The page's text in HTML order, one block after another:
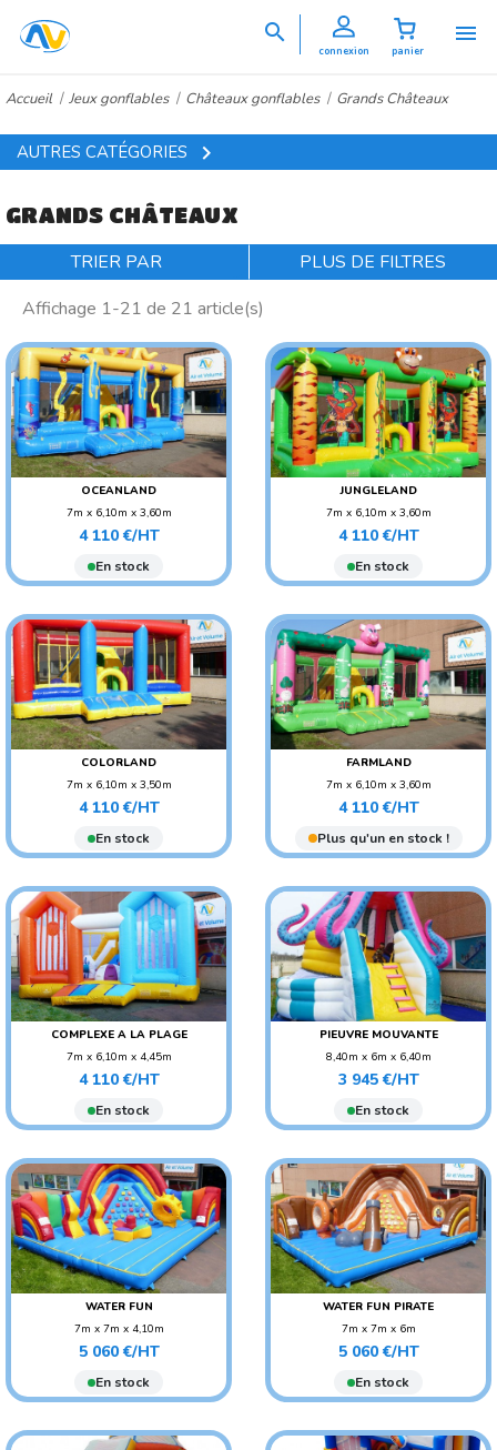

panier
connexion

Accueil Jeux gonflables Châteaux gonflables Grands Châteaux
AUTRES CATÉGORIES 
GRANDS CHÂTEAUX
TRIER PAR
PLUS DE FILTRES
Affichage 1-21 de 21 article(s)
OCEANLAND
7m x 6,10m x 3,60m
POIDS : 270 KG
AGE CONSEILLÉ :
ADO/ADULTE
Prix
4 110 €/HT
En stock
JUNGLELAND
7m x 6,10m x 3,60m
POIDS : 270 KG
AGE CONSEILLÉ :
ADO/ADULTE
Prix
4 110 €/HT
En stock
COLORLAND
7m x 6,10m x 3,50m
POIDS : 270 KG
AGE CONSEILLÉ :
ADO/ADULTE
Prix
4 110 €/HT
En stock
FARMLAND
7m x 6,10m x 3,60m
POIDS : 270 KG
AGE CONSEILLÉ :
ADO/ADULTE
Prix
4 110 €/HT
Plus qu'un en stock !
COMPLEXE A LA PLAGE
7m x 6,10m x 4,45m
POIDS : 270 KG
AGE CONSEILLÉ :
ADO/ADULTE
Prix
4 110 €/HT
En stock
PIEUVRE MOUVANTE
8,40m x 6m x 6,40m
POIDS : 220 KG
AGE CONSEILLÉ : ENFANT
Prix
3 945 €/HT
En stock
WATER FUN
7m x 7m x 4,10m
POIDS : 200 KG
AGE CONSEILLÉ : ENFANT
Prix
5 060 €/HT
En stock
WATER FUN PIRATE
7m x 7m x 6m
POIDS : 200 KG
AGE CONSEILLÉ : ENFANT
Prix
5 060 €/HT
En stock